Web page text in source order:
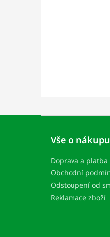
Z
Vše o nákupu
Doprava a platba
Obchodní
Odstoupení od
Reklamace zboží